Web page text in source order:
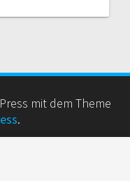
mit dem Theme
.